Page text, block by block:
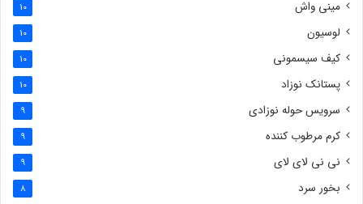
مینی واش 10
لوسیون 10
کیف سیسمونی 10
پستانک نوزاد 10
سرویس حوله نوزادی 9
کرم مرطوب کننده 9
نی نی لای لای 9
بخور سرد 8